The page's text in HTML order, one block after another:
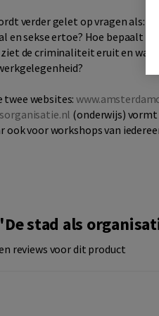
verder gelet op vragen als:
en sekse ertoe? Hoe bepaalt
de criminaliteit eruit en wat
twee websites:
(onderwijs)
ook voor workshops van
stad als
reviews voor dit product